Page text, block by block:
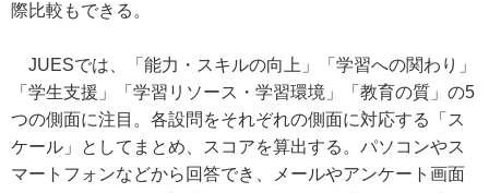
際比較もできる。
JUESでは、「能力・スキルの向上」「学習への関わり」
「学生支援」「学習リソース・学習環境」「教育の質」の5
つの側面に注目。各設問をそれぞれの側面に対応する「ス
ケール」としてまとめ、スコアを算出する。パソコンやス
マートフォンなどから回答でき、メールやアンケート画面